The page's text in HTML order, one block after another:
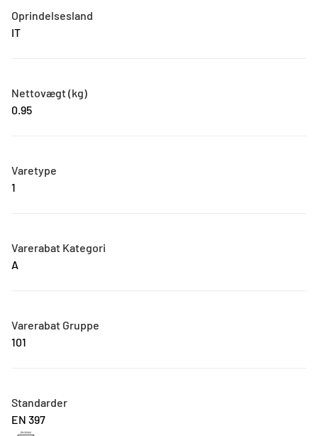
Oprindelsesland
IT
Nettovægt (kg)
0.95
Varetype
1
Varerabat Kategori
A
Varerabat Gruppe
101
Standarder
EN 397